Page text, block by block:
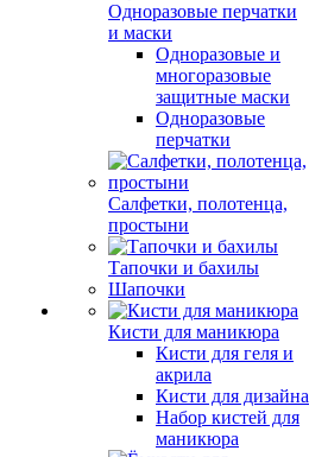
Одноразовые перчатки
и маски
Одноразовые и
многоразовые
защитные маски
Одноразовые
перчатки
Салфетки, полотенца,
простыни
Тапочки и бахилы
Шапочки
Кисти для маникюра
Кисти для геля и
акрила
Кисти для дизайна
Набор кистей для
маникюра